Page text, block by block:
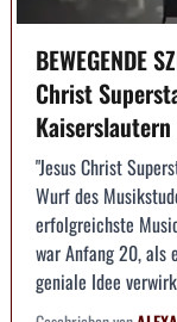
BEWEGENDE
Christ
Kaiserslautern
"Jesus Christ
Wurf des
erfolgreichste
war Anfang 20, als
geniale Idee